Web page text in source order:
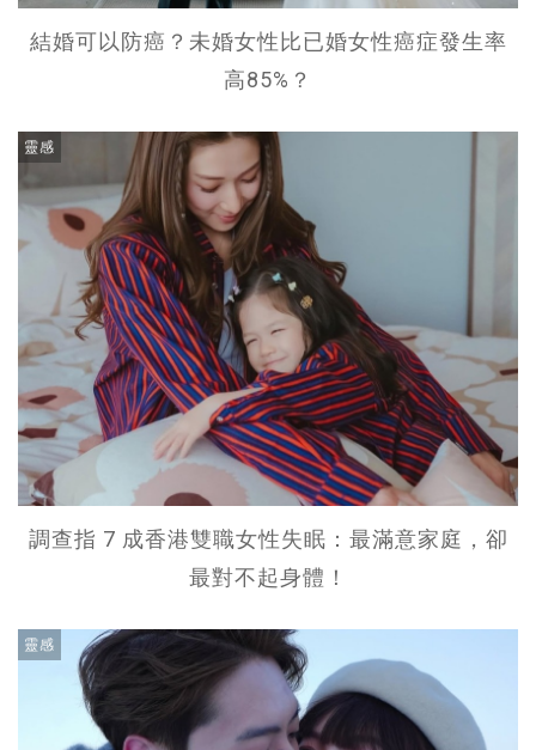
結婚可以防癌？未婚女性比已婚女性癌症發生率
高85%？
靈感
調查指 7 成香港雙職女性失眠：最滿意家庭，卻
最對不起身體！
靈感